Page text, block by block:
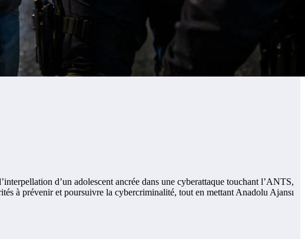
d’un adolescent ancrée dans une cyberattaque touchant l’ANTS,
à prévenir et poursuivre la cybercriminalité, tout en mettant Anadolu Ajansı